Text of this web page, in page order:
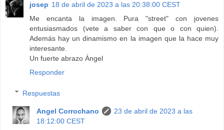
josep 18 de abril de 2023 a las 20:38:00 CEST
Me encanta la imagen. Pura "street" con jovenes
entusiasmados (vete a saber con que o con quien).
Además hay un dinamismo en la imagen que la hace muy
interesante.
Un fuerte abrazo Ángel
Responder
Respuestas
Angel Corrochano
23 de abril de 2023 a las
18:12:00 CEST